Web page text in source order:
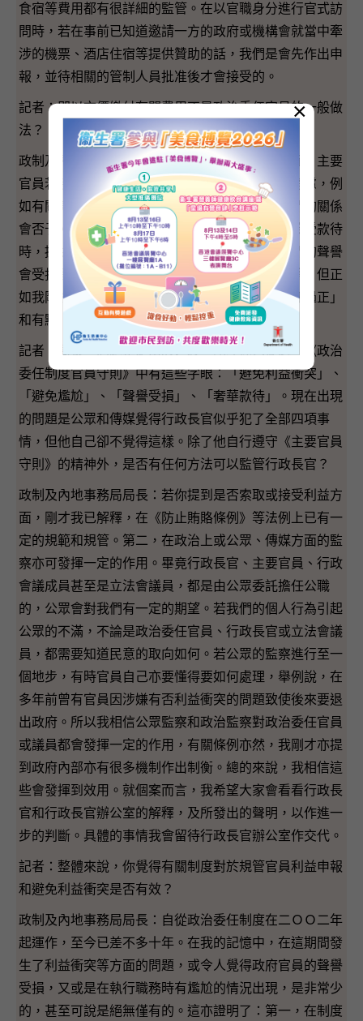
食宿等費用都有很詳細的監管。在以官職身分進行官式訪
問時，若在事前已知道邀請一方的政府或機構會就當中牽
涉的機票、酒店住宿等提供贊助的話，我們是會先作出申
報，並待相關的管制人員批准後才會接受的。
記者：即以市價繳付有關費用不是政治委任官員的一般做
法？
政制及內地事務局局長：這方面則觸及款待的層面。主要
官員若接受款待，會根據我剛才談及的數種情況考慮，例
如有關款待會否過份奢華，提供款待的人士與我們的關係
會否予人有尷尬或令聲譽受損的觀感；或若我們接受款待
時，提供款待的人士本身的品德會否令人覺得我們的聲譽
會受損等。我們要按個別事情考慮有關的實際處境，但正
如我剛才所說，就這方面我們很多時都寧可「矯枉過正」
和有點「不近人情」，這或許是較好的做法。
記者：局長，問題正是出於這裏。剛才你已提過，《政治
委任制度官員守則》中有這些字眼：「避免利益衝突」、
「避免尷尬」、「聲譽受損」、「奢華款待」。現在出現
的問題是公眾和傳媒覺得行政長官似乎犯了全部四項事
情，但他自己卻不覺得這樣。除了他自行遵守《主要官員
守則》的精神外，是否有任何方法可以監管行政長官？
政制及內地事務局局長：若你提到是否索取或接受利益方
面，剛才我已解釋，在《防止賄賂條例》等法例上已有一
定的規範和規管。第二，在政治上或公眾、傳媒方面的監
察亦可發揮一定的作用。畢竟行政長官、主要官員、行政
會議成員甚至是立法會議員，都是由公眾委託擔任公職
的，公眾會對我們有一定的期望。若我們的個人行為引起
公眾的不滿，不論是政治委任官員、行政長官或立法會議
員，都需要知道民意的取向如何。若公眾的監察進行至一
個地步，有時官員自己亦要懂得要如何處理，舉例說，在
多年前曾有官員因涉嫌有否利益衝突的問題致使後來要退
出政府。所以我相信公眾監察和政治監察對政治委任官員
或議員都會發揮一定的作用，有關條例亦然，我剛才亦提
到政府內部亦有很多機制作出制衡。總的來說，我相信這
些會發揮到效用。就個案而言，我希望大家會看看行政長
官和行政長官辦公室的解釋，及所發出的聲明，以作進一
步的判斷。具體的事情我會留待行政長官辦公室作交代。
記者：整體來說，你覺得有關制度對於規管官員利益申報
和避免利益衝突是否有效？
政制及內地事務局局長：自從政治委任制度在二ＯＯ二年
起運作，至今已差不多十年。在我的記憶中，在這期間發
生了利益衝突等方面的問題，或令人覺得政府官員的聲譽
受損，又或是在執行職務時有尷尬的情況出現，是非常少
的，甚至可說是絕無僅有的。這亦證明了：第一，在制度
×